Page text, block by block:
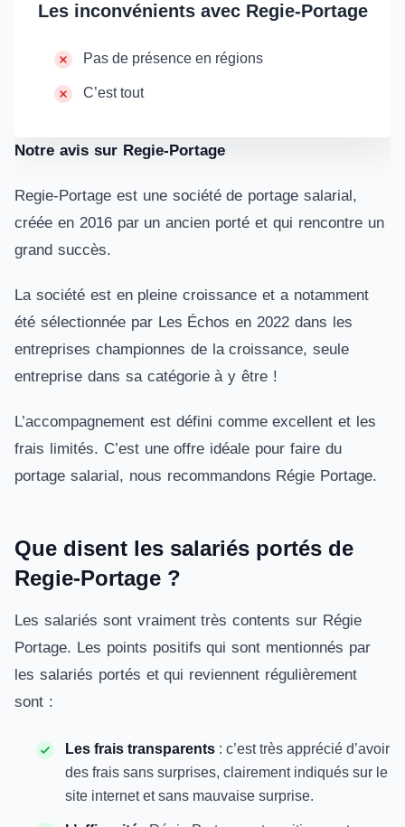
Les inconvénients avec Regie-Portage
Pas de présence en régions
C’est tout
Notre avis sur Regie-Portage
Regie-Portage est une société de portage salarial,
créée en 2016 par un ancien porté et qui rencontre un
grand succès.
La société est en pleine croissance et a notamment
été sélectionnée par Les Échos en 2022 dans les
entreprises championnes de la croissance, seule
entreprise dans sa catégorie à y être !
L’accompagnement est défini comme excellent et les
frais limités. C’est une offre idéale pour faire du
portage salarial, nous recommandons Régie Portage.
Que disent les salariés portés de
Regie-Portage ?
Les salariés sont vraiment très contents sur Régie
Portage. Les points positifs qui sont mentionnés par
les salariés portés et qui reviennent régulièrement
sont :
Les frais transparents : c’est très apprécié d’avoir
des frais sans surprises, clairement indiqués sur le
site internet et sans mauvaise surprise.